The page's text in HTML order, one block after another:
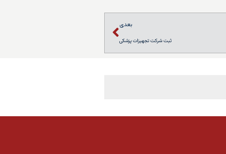
بعدی
ثبت شرکت تجهیزات پزشکی